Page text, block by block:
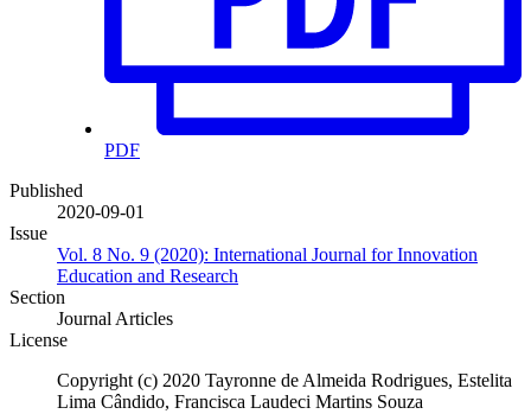
PDF
Published
2020-09-01
Issue
Vol. 8 No. 9 (2020): International Journal for Innovation
Education and Research
Section
Journal Articles
License
Copyright (c) 2020 Tayronne de Almeida Rodrigues, Estelita
Lima Cândido, Francisca Laudeci Martins Souza